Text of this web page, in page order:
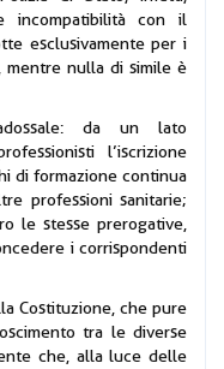
incompatibilità con il
esclusivamente per i
mentre nulla di simile è
da un lato
l’iscrizione
di formazione continua
professioni sanitarie;
le stesse prerogative,
i corrispondenti
Costituzione, che pure
tra le diverse
che, alla luce delle